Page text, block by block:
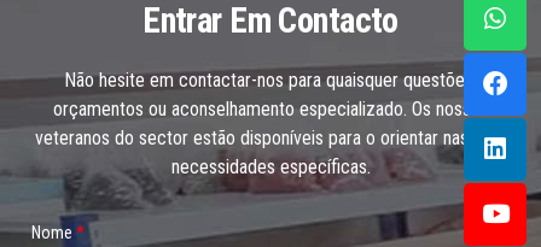
Entrar Em Contacto
Não hesite em contactar-nos para quaisquer questões,
orçamentos ou aconselhamento especializado. Os nossos
veteranos do sector estão disponíveis para o orientar nas suas
necessidades específicas.
Nome *